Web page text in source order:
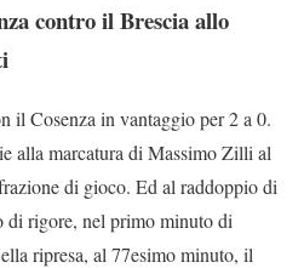
contro il Brescia allo
il Cosenza in vantaggio per 2 a 0.
alla marcatura di Massimo Zilli al
di gioco. Ed al raddoppio di
di rigore, nel primo minuto di
ripresa, al 77esimo minuto, il